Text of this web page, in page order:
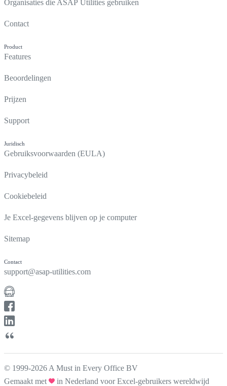
Organisaties die ASAP Utilities gebruiken
Contact
Product
Features
Beoordelingen
Prijzen
Support
Juridisch
Gebruiksvoorwaarden (EULA)
Privacybeleid
Cookiebeleid
Je Excel-gegevens blijven op je computer
Sitemap
Contact
support@asap-utilities.com
© 1999-2026 A Must in Every Office BV
Gemaakt met
in Nederland voor Excel-gebruikers wereldwijd